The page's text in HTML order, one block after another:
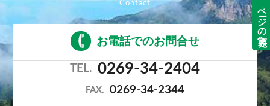
お電話でのお問合せ
TEL. 0269-34-2404
FAX. 0269-34-2344
ページの先頭へ